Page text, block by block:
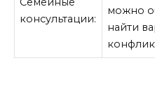
консультации:
можно
найти